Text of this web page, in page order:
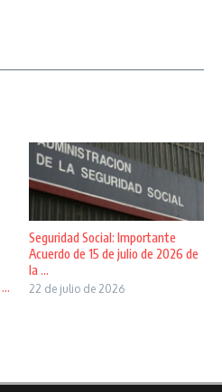
Seguridad Social: Importante
Acuerdo de 15 de julio de 2026 de
la ...
22 de julio de 2026